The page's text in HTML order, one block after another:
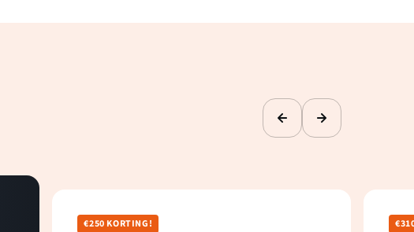
€250 KORTING!